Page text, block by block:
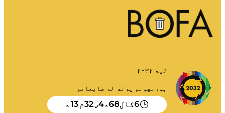
لید ۲۰۳۲
بورنهولم پرته له ضایعاتو
6کال68د4ټ32م 13 د